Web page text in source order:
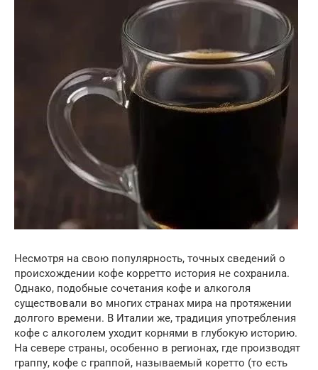
Несмотря на свою популярность, точных сведений о
происхождении кофе корретто история не сохранила.
Однако, подобные сочетания кофе и алкоголя
существовали во многих странах мира на протяжении
долгого времени. В Италии же, традиция употребления
кофе с алкоголем уходит корнями в глубокую историю.
На севере страны, особенно в регионах, где производят
граппу, кофе с граппой, называемый коретто (то есть